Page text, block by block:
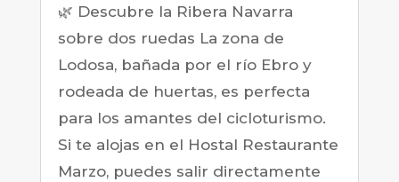
🌿 Descubre la Ribera Navarra
sobre dos ruedas La zona de
Lodosa, bañada por el río Ebro y
rodeada de huertas, es perfecta
para los amantes del cicloturismo.
Si te alojas en el Hostal Restaurante
Marzo, puedes salir directamente